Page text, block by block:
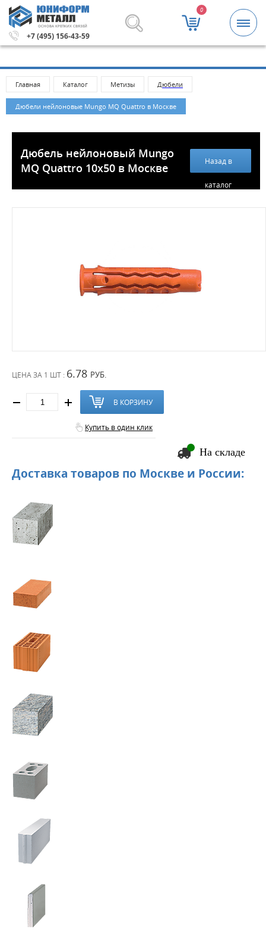
ОСНОВА КРЕПКИХ СВЯЗЕЙ
+7 (495) 156-43-59
0
и крепежные изделия оптом. Минимальная
Главная Каталог Метизы Дюбели
Дюбели нейлоновые Mungo MQ Quattro в Москве
Дюбель нейлоновый Mungo
MQ Quattro 10x50 в Москве
Назад в
каталог
ЦЕНА ЗА 1 ШТ : 6.78 РУБ.
В КОРЗИНУ
Купить в один клик
На складе
Доставка товаров по Москве и России: